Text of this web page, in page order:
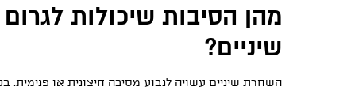
מהן הסיבות שיכולות
שיניים?
השחרת שיניים עשויה לנבוע מסיבה חיצונית או פנימית.